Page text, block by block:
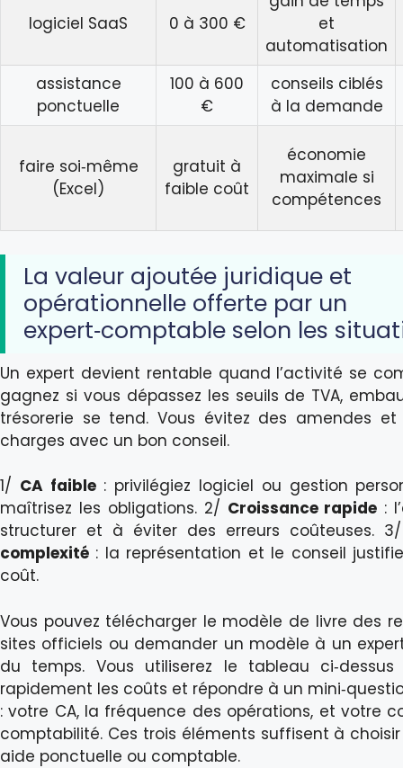
logiciel SaaS 0 à 300 €
et
automatisation
assistance
ponctuelle
100 à 600
€
conseils ciblés
à la demande
faire soi‑même
(Excel)
gratuit à
faible coût
économie
maximale si
compétences
La valeur ajoutée juridique et
opérationnelle offerte par un
expert‑comptable selon les
Un expert devient rentable quand l’activité se
gagnez si vous dépassez les seuils de TVA,
trésorerie se tend. Vous évitez des amendes et
charges avec un bon conseil.
1/ CA faible: privilégiez logiciel ou gestion
maîtrisez les obligations. 2/ Croissance rapide :
structurer et à éviter des erreurs coûteuses.
complexité : la représentation et le conseil
coût.
Vous pouvez télécharger le modèle de livre des
sites officiels ou demander un modèle à un
du temps. Vous utiliserez le tableau
rapidement les coûts et répondre à un
: votre CA, la fréquence des opérations, et votre
comptabilité. Ces trois éléments suffisent à
aide ponctuelle ou comptable.